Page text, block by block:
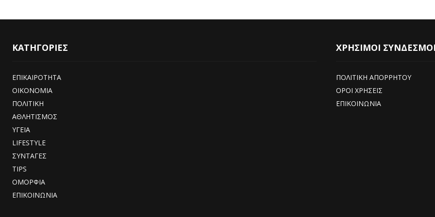
ΚΑΤΗΓΟΡΙΕΣ
ΕΠΙΚΑΙΡΟΤΗΤΑ
ΟΙΚΟΝΟΜΙΑ
ΠΟΛΙΤΙΚΗ
ΑΘΛΗΤΙΣΜΟΣ
ΥΓΕΙΑ
LIFESTYLE
ΣΥΝΤΑΓΕΣ
TIPS
ΟΜΟΡΦΙΑ
ΕΠΙΚΟΙΝΩΝΙΑ
ΧΡΗΣΙΜΟΙ
ΠΟΛΙΤΙΚΗ ΑΠΟΡΡΗΤΟΥ
ΟΡΟΙ ΧΡΗΣΕΙΣ
ΕΠΙΚΟΙΝΩΝΙΑ